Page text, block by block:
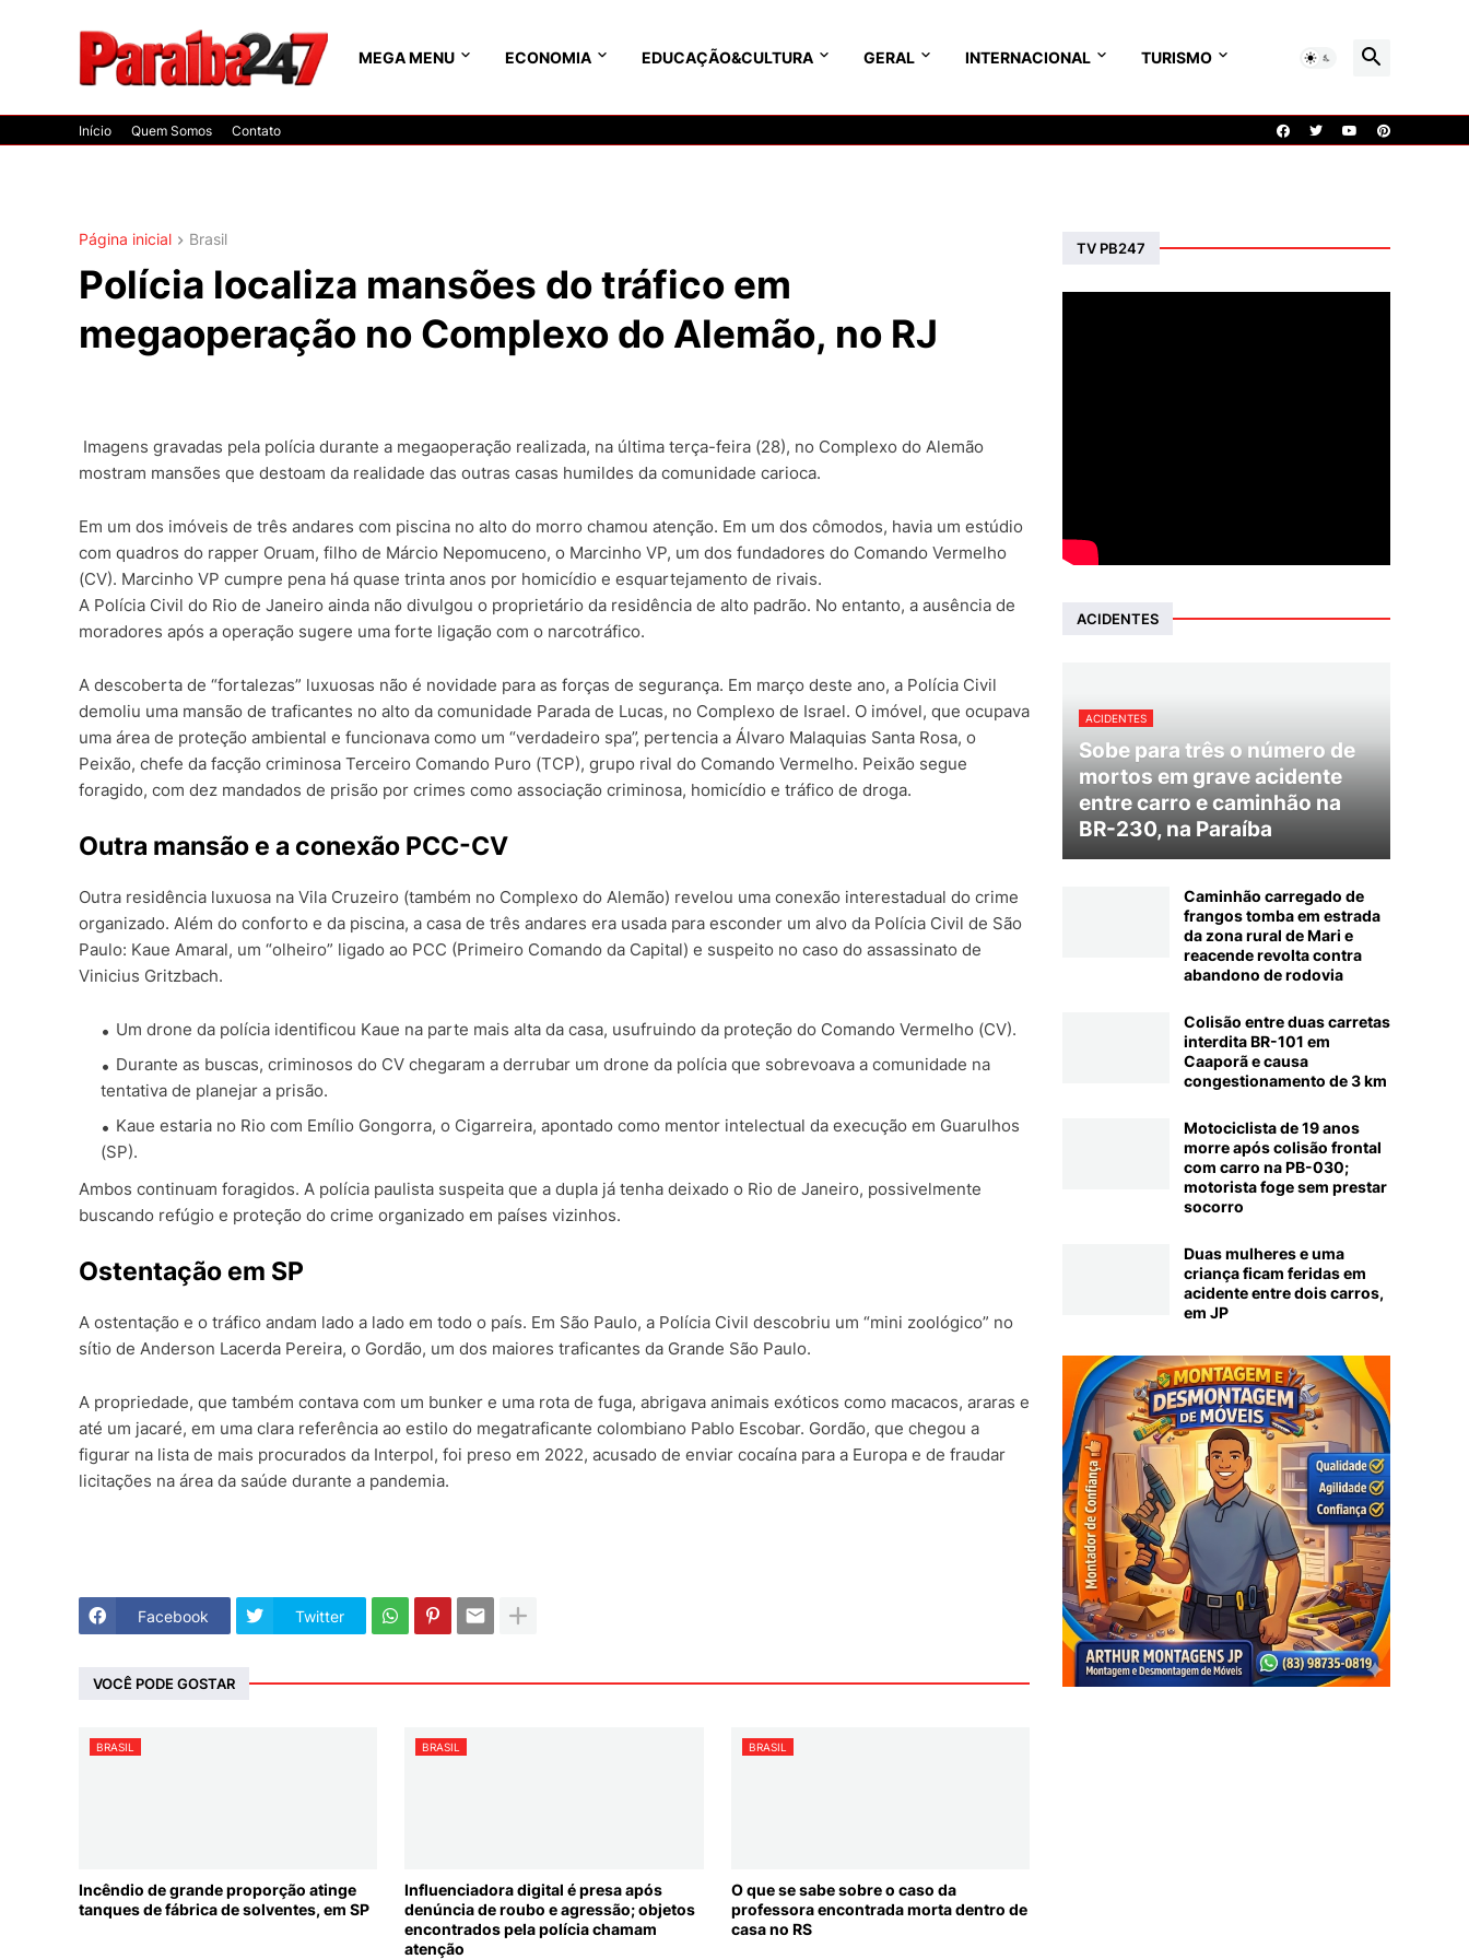
MEGA MENU ECONOMIA EDUCAÇÃO&CULTURA GERAL INTERNACIONAL TURISMO
Início Quem Somos Contato
Página inicial Brasil
Polícia localiza mansões do tráfico em
megaoperação no Complexo do Alemão, no RJ
Imagens gravadas pela polícia durante a megaoperação realizada, na última terça-feira (28), no Complexo do Alemão
mostram mansões que destoam da realidade das outras casas humildes da comunidade carioca.
Em um dos imóveis de três andares com piscina no alto do morro chamou atenção. Em um dos cômodos, havia um estúdio
com quadros do rapper Oruam, filho de Márcio Nepomuceno, o Marcinho VP, um dos fundadores do Comando Vermelho
(CV). Marcinho VP cumpre pena há quase trinta anos por homicídio e esquartejamento de rivais.
A Polícia Civil do Rio de Janeiro ainda não divulgou o proprietário da residência de alto padrão. No entanto, a ausência de
moradores após a operação sugere uma forte ligação com o narcotráfico.
A descoberta de “fortalezas” luxuosas não é novidade para as forças de segurança. Em março deste ano, a Polícia Civil
demoliu uma mansão de traficantes no alto da comunidade Parada de Lucas, no Complexo de Israel. O imóvel, que ocupava
uma área de proteção ambiental e funcionava como um “verdadeiro spa”, pertencia a Álvaro Malaquias Santa Rosa, o
Peixão, chefe da facção criminosa Terceiro Comando Puro (TCP), grupo rival do Comando Vermelho. Peixão segue
foragido, com dez mandados de prisão por crimes como associação criminosa, homicídio e tráfico de droga.
Outra mansão e a conexão PCC-CV
Outra residência luxuosa na Vila Cruzeiro (também no Complexo do Alemão) revelou uma conexão interestadual do crime
organizado. Além do conforto e da piscina, a casa de três andares era usada para esconder um alvo da Polícia Civil de São
Paulo: Kaue Amaral, um “olheiro” ligado ao PCC (Primeiro Comando da Capital) e suspeito no caso do assassinato de
Vinicius Gritzbach.
Um drone da polícia identificou Kaue na parte mais alta da casa, usufruindo da proteção do Comando Vermelho (CV).
Durante as buscas, criminosos do CV chegaram a derrubar um drone da polícia que sobrevoava a comunidade na
tentativa de planejar a prisão.
Kaue estaria no Rio com Emílio Gongorra, o Cigarreira, apontado como mentor intelectual da execução em Guarulhos
(SP).
Ambos continuam foragidos. A polícia paulista suspeita que a dupla já tenha deixado o Rio de Janeiro, possivelmente
buscando refúgio e proteção do crime organizado em países vizinhos.
Ostentação em SP
A ostentação e o tráfico andam lado a lado em todo o país. Em São Paulo, a Polícia Civil descobriu um “mini zoológico” no
sítio de Anderson Lacerda Pereira, o Gordão, um dos maiores traficantes da Grande São Paulo.
A propriedade, que também contava com um bunker e uma rota de fuga, abrigava animais exóticos como macacos, araras e
até um jacaré, em uma clara referência ao estilo do megatraficante colombiano Pablo Escobar. Gordão, que chegou a
figurar na lista de mais procurados da Interpol, foi preso em 2022, acusado de enviar cocaína para a Europa e de fraudar
licitações na área da saúde durante a pandemia.
Facebook Twitter
VOCÊ PODE GOSTAR
BRASIL
Incêndio de grande proporção atinge
tanques de fábrica de solventes, em SP
BRASIL
Influenciadora digital é presa após
denúncia de roubo e agressão; objetos
encontrados pela polícia chamam
atenção
BRASIL
O que se sabe sobre o caso da
professora encontrada morta dentro de
casa no RS
TV PB247
ACIDENTES
ACIDENTES
Sobe para três o número de
mortos em grave acidente
entre carro e caminhão na
BR-230, na Paraíba
Caminhão carregado de
frangos tomba em estrada
da zona rural de Mari e
reacende revolta contra
abandono de rodovia
Colisão entre duas carretas
interdita BR-101 em
Caaporã e causa
congestionamento de 3 km
Motociclista de 19 anos
morre após colisão frontal
com carro na PB-030;
motorista foge sem prestar
socorro
Duas mulheres e uma
criança ficam feridas em
acidente entre dois carros,
em JP